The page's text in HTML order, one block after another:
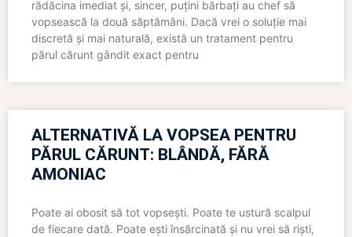
rădăcina imediat și, sincer, puțini bărbați au chef să
vopsească la două săptămâni. Dacă vrei o soluție mai
discretă și mai naturală, există un tratament pentru
părul cărunt gândit exact pentru
ALTERNATIVĂ LA VOPSEA PENTRU
PĂRUL CĂRUNT: BLÂNDĂ, FĂRĂ
AMONIAC
Poate ai obosit să tot vopsești. Poate te ustură scalpul
de fiecare dată. Poate ești însărcinată și nu vrei să riști,